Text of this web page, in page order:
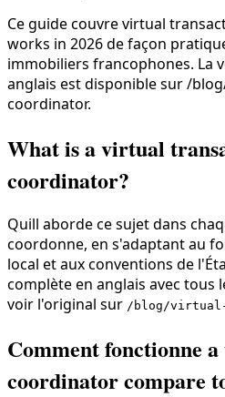
Ce guide couvre virtual
works in 2026 de façon
immobiliers francophones. La
anglais est disponible sur /
coordinator.
What is a virtual
coordinator?
Quill aborde ce sujet dans
coordonne, en s'adaptant au
local et aux conventions de
complète en anglais avec tous
voir l'original sur /blog/
Comment fonctionne
coordinator compare